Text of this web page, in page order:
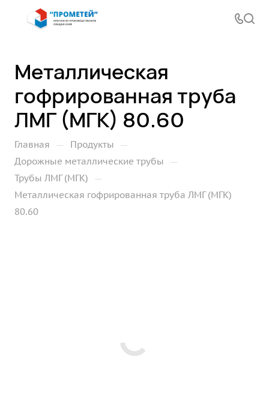
Металлическая
гофрированная труба
ЛМГ (МГК) 80.60
Главная — Продукты —
Дорожные металлические трубы —
Трубы ЛМГ (МГК) —
Металлическая гофрированная труба ЛМГ (МГК)
80.60